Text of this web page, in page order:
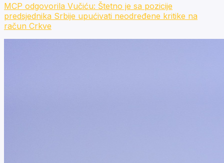
MCP odgovorila Vučiću: Štetno je sa pozicije
predsjednika Srbije upućivati neodređene kritike na
račun Crkve